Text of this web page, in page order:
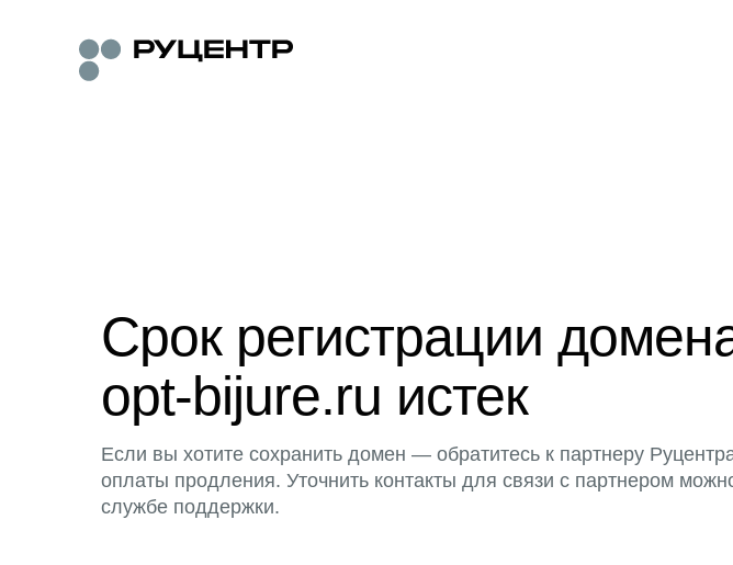
Срок регистрации
opt-bijure.ru истек
Если вы хотите сохранить домен — обратитесь к партнеру
оплаты продления. Уточнить контакты для связи с партнером
службе поддержки.